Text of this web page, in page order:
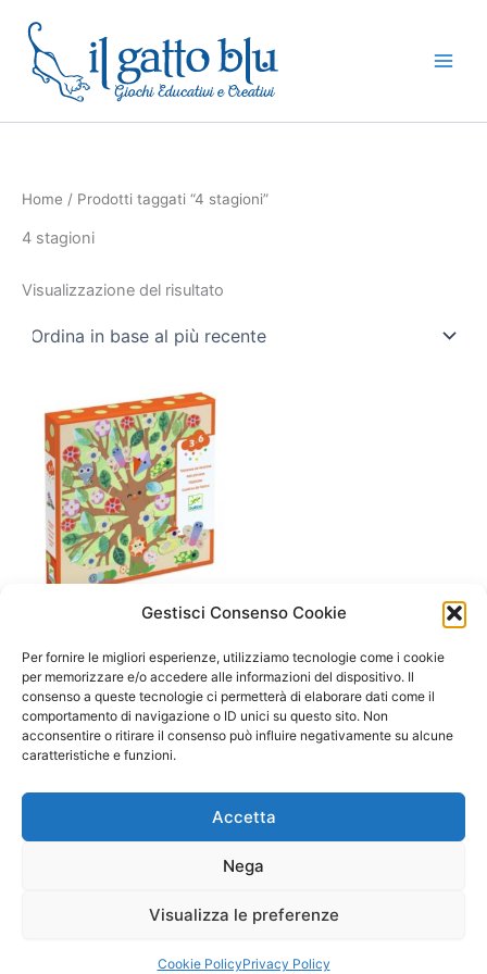
Gestisci Consenso Cookie
Per fornire le migliori esperienze, utilizziamo tecnologie come i cookie
per memorizzare e/o accedere alle informazioni del dispositivo. Il
consenso a queste tecnologie ci permetterà di elaborare dati come il
comportamento di navigazione o ID unici su questo sito. Non
acconsentire o ritirare il consenso può influire negativamente su alcune
caratteristiche e funzioni.
Accetta
Nega
Visualizza le preferenze
Cookie PolicyPrivacy Policy
contenuto
Home / Prodotti taggati “4 stagioni”
4 stagioni
Visualizzazione del risultato
Gioco didattico :Il ciclo delle
stagioni
15,90€
Aggiungi al carrello
Copyright © 2026 Il Gatto Blu Giochi educativi Montessori e